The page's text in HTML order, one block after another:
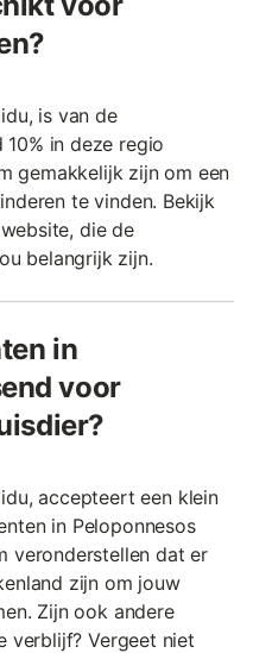
is van de
in deze regio
gemakkelijk zijn om een
te vinden. Bekijk
die de
belangrijk zijn.
in
voor
accepteert een klein
in Peloponnesos
veronderstellen dat er
zijn om jouw
Zijn ook andere
verblijf? Vergeet niet